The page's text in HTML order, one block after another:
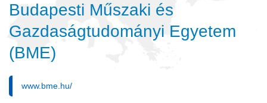
Budapesti Műszaki és
Gazdaságtudományi Egyetem
(BME)
www.bme.hu/